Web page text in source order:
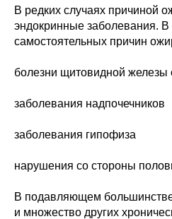
В редких случаях причиной
эндокринные заболевания. В
самостоятельных причин
болезни щитовидной железы
заболевания надпочечников
заболевания гипофиза
нарушения со стороны
В подавляющем
и множество других